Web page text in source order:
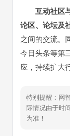
互动社区
论区、论坛及
之间的交流。
今日头条等第
应，持续扩大
特别提醒：网
际情况由于时
为准！